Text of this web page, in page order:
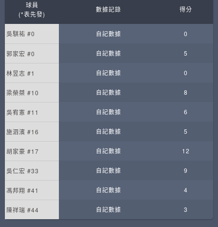
球員
(*表先發)
數據記錄 得分
吳騏祐 #0 自記數據 0
郭家宏 #0 自記數據 5
林昱志 #1 自記數據 0
梁榮桀 #10 自記數據 8
吳宥憲 #11 自記數據 6
施泗濱 #16 自記數據 5
胡家豪 #17 自記數據 12
吳仁宏 #33 自記數據 9
馮邦翔 #41 自記數據 4
陳祥瑞 #44 自記數據 3